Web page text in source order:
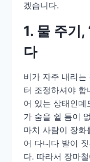
겠습니다.
1. 물 주기,
다
비가 자주 내리는
터 조정하셔야 합
어 있는 상태인데
가 숨을 쉴 틈이
마치 사람이 장화
어 다니다 발이
다. 따라서 장마